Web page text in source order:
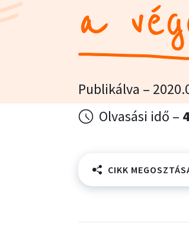
a
Publikálva –
Olvasási idő –
CIKK